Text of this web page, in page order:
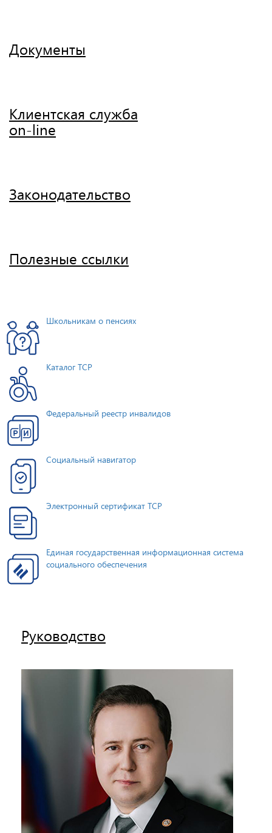
Документы
Клиентская служба
on-line
Законодательство
Полезные ссылки
Школьникам о пенсиях
Каталог ТСР
Федеральный реестр инвалидов
Социальный навигатор
Электронный сертификат ТСР
Единая государственная информационная система
социального обеспечения
Руководство